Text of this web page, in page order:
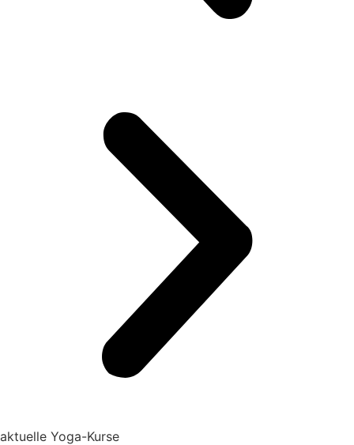
aktuelle Yoga-Kurse